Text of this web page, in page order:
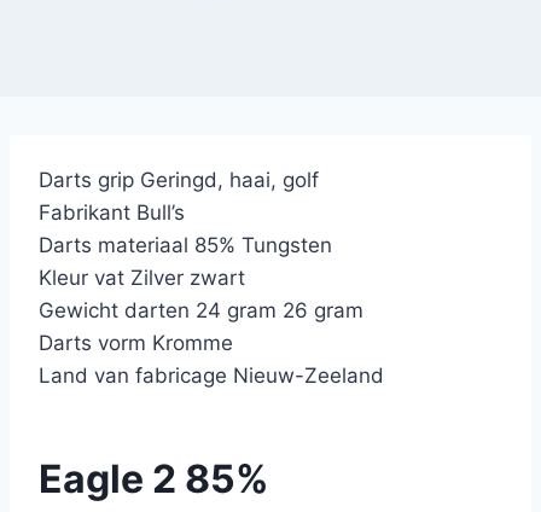
Darts grip Geringd, haai, golf
Fabrikant Bull’s
Darts materiaal 85% Tungsten
Kleur vat Zilver zwart
Gewicht darten 24 gram 26 gram
Darts vorm Kromme
Land van fabricage Nieuw-Zeeland
Eagle 2 85%